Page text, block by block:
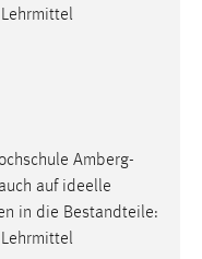
Amberg-
auf ideelle
in die Bestandteile: